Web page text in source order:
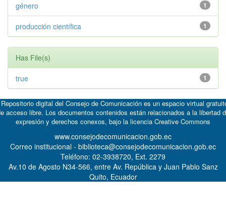
1
género
1
producción científica
Has File(s)
1
true
digital del Consejo de Comunicación es un espacio virtual
acceso libre. Los documentos contenidos están relacionados a la libertad
expresión y derechos conexos, bajo la licencia Creative Commons
www.consejodecomunicacion.gob.ec
Correo institucional - biblioteca@consejodecomunicacion.gob.ec
Teléfono: 02-3938720, Ext. 2279
Av.10 de Agosto N34-566, entre Av. República y Juan Pablo Sanz
Quito, Ecuador